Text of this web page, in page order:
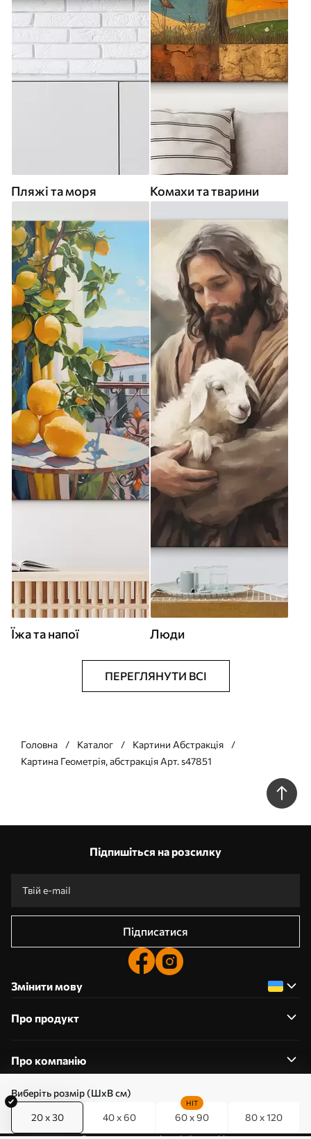
Виберіть розмір (ШхВ см)
20 x 30 40 x 60 60 x 90
HIT
80 x 120
Пляжі та моря Комахи та тварини
Їжа та напої Люди
ПЕРЕГЛЯНУТИ ВСІ
Головна Каталог
Картини Абстракція
Картина Геометрія, абстракція Арт. s47851
Підпишіться на розсилку
Підписатися
Змінити мову
Про продукт
Про компанію
0800357223